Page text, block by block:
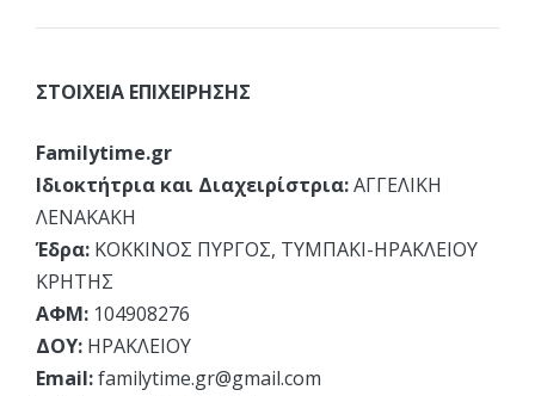
ΣΤΟΙΧΕΙΑ ΕΠΙΧΕΙΡΗΣΗΣ
Familytime.gr
Ιδιοκτήτρια και Διαχειρίστρια:ΑΓΓΕΛΙΚΗ
ΛΕΝΑΚΑΚΗ
Έδρα: ΚΟΚΚΙΝΟΣ ΠΥΡΓΟΣ, ΤΥΜΠΑΚΙ-ΗΡΑΚΛΕΙΟΥ
ΚΡΗΤΗΣ
ΑΦΜ: 104908276
ΔΟΥ: ΗΡΑΚΛΕΙΟΥ
Email:familytime.gr@gmail.com